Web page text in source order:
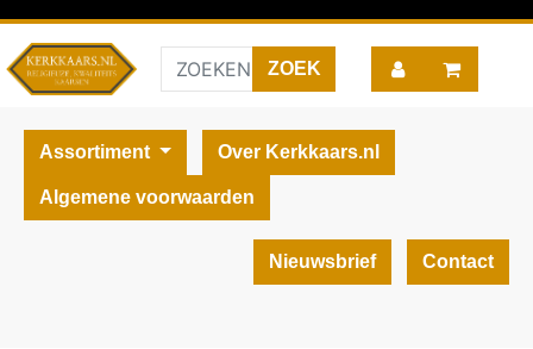
Assortiment Over Kerkkaars.nl
Algemene voorwaarden
Nieuwsbrief Contact